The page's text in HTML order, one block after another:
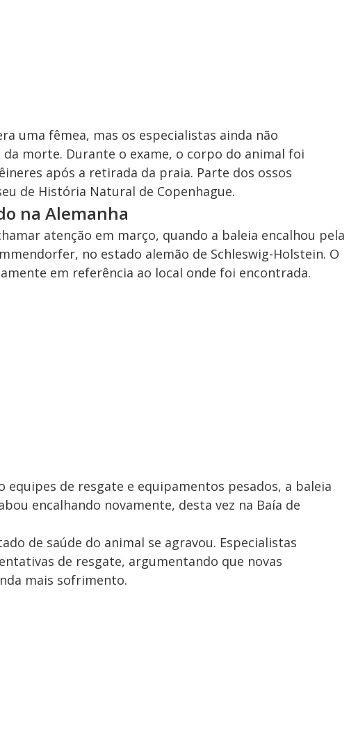
uma fêmea, mas os especialistas ainda não
morte. Durante o exame, o corpo do animal foi
após a retirada da praia. Parte dos ossos
de História Natural de Copenhague.
na Alemanha
atenção em março, quando a baleia encalhou pela
no estado alemão de Schleswig-Holstein. O
em referência ao local onde foi encontrada.
equipes de resgate e equipamentos pesados, a baleia
encalhando novamente, desta vez na Baía de
de saúde do animal se agravou. Especialistas
de resgate, argumentando que novas
mais sofrimento.